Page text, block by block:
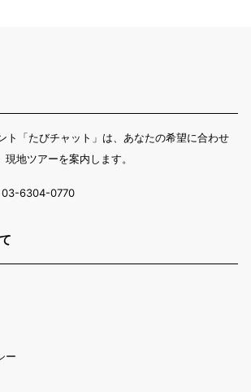
ト「たびチャット」は、あなたの希望に合わせ
地ツアーを案内します。
03-6304-0770
ー